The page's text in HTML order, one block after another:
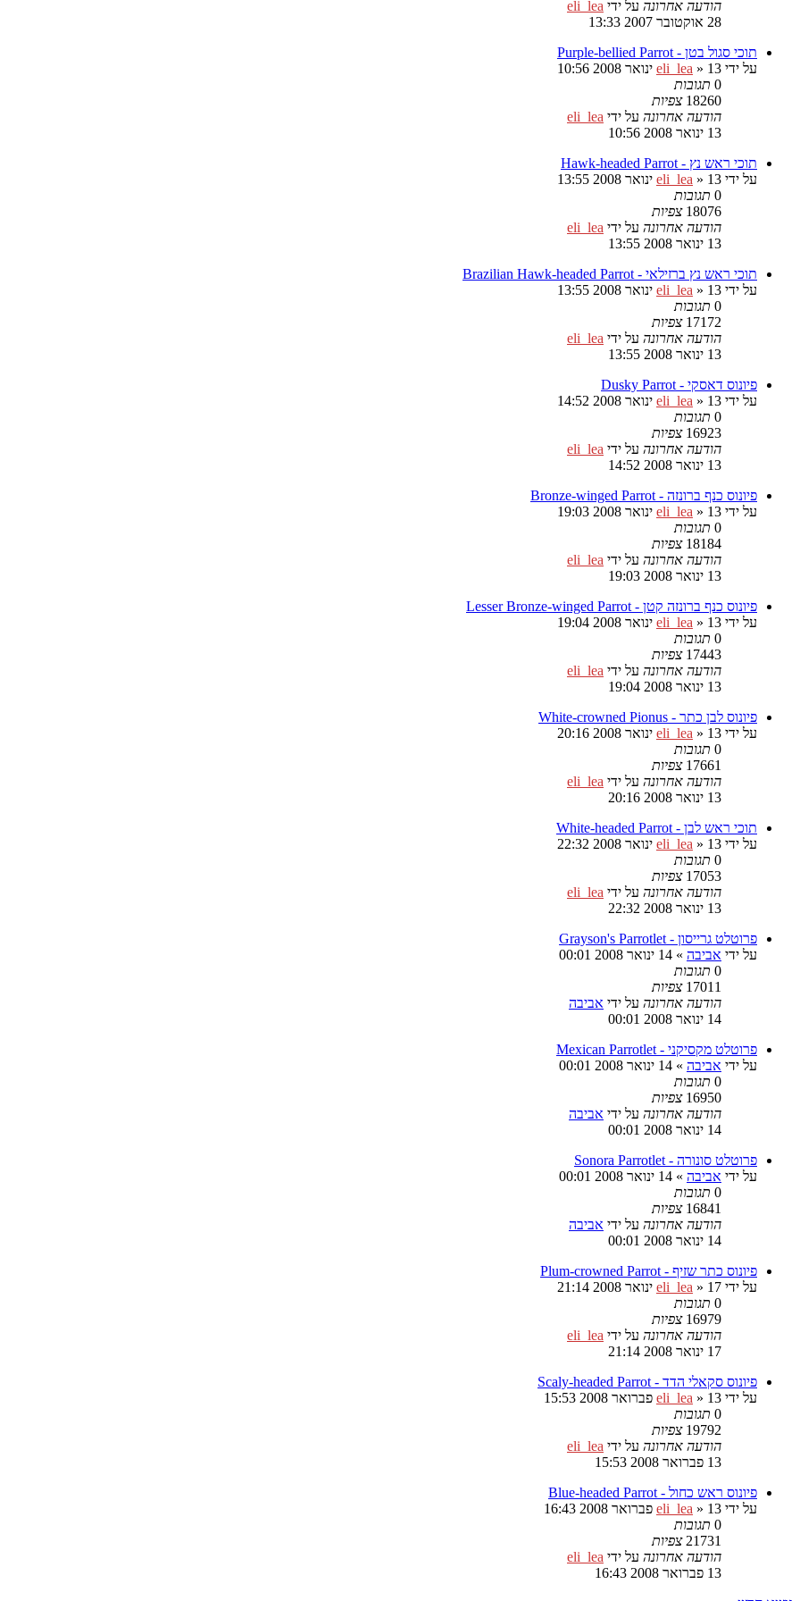
הודעה אחרונה על ידי eli_lea
28 אוקטובר 2007 13:33
תוכי סגול בטן - Purple-bellied Parrot
על ידי
eli_lea » 13 ינואר 2008 10:56
0 תגובות
18260 צפיות
הודעה אחרונה על ידי eli_lea
13 ינואר 2008 10:56
תוכי ראש נץ - Hawk-headed Parrot
על ידי
eli_lea » 13 ינואר 2008 13:55
0 תגובות
18076 צפיות
הודעה אחרונה על ידי eli_lea
13 ינואר 2008 13:55
תוכי ראש נץ ברזילאי - Brazilian Hawk-headed Parrot
על ידי
eli_lea » 13 ינואר 2008 13:55
0 תגובות
17172 צפיות
הודעה אחרונה על ידי eli_lea
13 ינואר 2008 13:55
פיונוס דאסקי - Dusky Parrot
על ידי
eli_lea » 13 ינואר 2008 14:52
0 תגובות
16923 צפיות
הודעה אחרונה על ידי eli_lea
13 ינואר 2008 14:52
פיונוס כנף ברונזה - Bronze-winged Parrot
על ידי
eli_lea » 13 ינואר 2008 19:03
0 תגובות
18184 צפיות
הודעה אחרונה על ידי eli_lea
13 ינואר 2008 19:03
פיונוס כנף ברונזה קטן - Lesser Bronze-winged Parrot
על ידי
eli_lea » 13 ינואר 2008 19:04
0 תגובות
17443 צפיות
הודעה אחרונה על ידי eli_lea
13 ינואר 2008 19:04
פיונוס לבן כתר - White-crowned Pionus
על ידי
eli_lea » 13 ינואר 2008 20:16
0 תגובות
17661 צפיות
הודעה אחרונה על ידי eli_lea
13 ינואר 2008 20:16
תוכי ראש לבן - White-headed Parrot
על ידי
eli_lea » 13 ינואר 2008 22:32
0 תגובות
17053 צפיות
הודעה אחרונה על ידי eli_lea
13 ינואר 2008 22:32
פרוטלט גרייסון - Grayson's Parrotlet
על ידי אביבה » 14 ינואר 2008 00:01
0 תגובות
17011 צפיות
הודעה אחרונה על ידי אביבה
14 ינואר 2008 00:01
פרוטלט מקסיקני - Mexican Parrotlet
על ידי אביבה » 14 ינואר 2008 00:01
0 תגובות
16950 צפיות
הודעה אחרונה על ידי אביבה
14 ינואר 2008 00:01
פרוטלט סונורה - Sonora Parrotlet
על ידי אביבה » 14 ינואר 2008 00:01
0 תגובות
16841 צפיות
הודעה אחרונה על ידי אביבה
14 ינואר 2008 00:01
פיונוס כתר שזיף - Plum-crowned Parrot
על ידי
eli_lea » 17 ינואר 2008 21:14
0 תגובות
16979 צפיות
הודעה אחרונה על ידי eli_lea
17 ינואר 2008 21:14
פיונוס סקאלי הדד - Scaly-headed Parrot
על ידי
eli_lea » 13 פברואר 2008 15:53
0 תגובות
19792 צפיות
הודעה אחרונה על ידי eli_lea
13 פברואר 2008 15:53
פיונוס ראש כחול - Blue-headed Parrot
על ידי
eli_lea » 13 פברואר 2008 16:43
0 תגובות
21731 צפיות
הודעה אחרונה על ידי eli_lea
13 פברואר 2008 16:43